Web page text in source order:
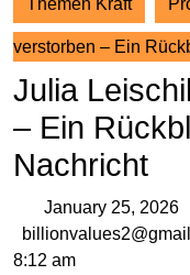
Themen Kraft
verstorben – Ein
Julia
– Ein
Nachricht
January 25, 2026
8:12 am